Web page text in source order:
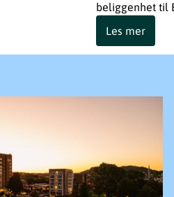
beliggenhet til
Les mer